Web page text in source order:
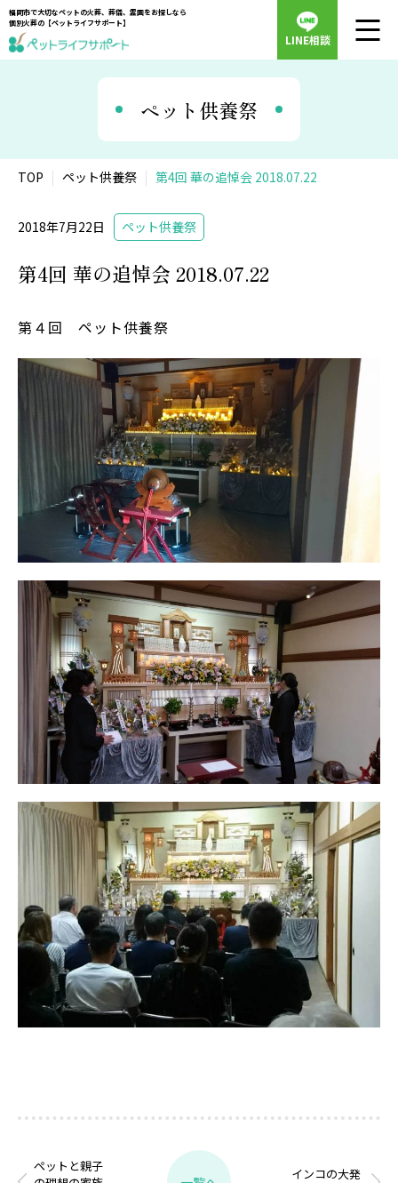
福岡市で大切なペットの火葬、葬儀、霊園をお探しなら
個別火葬の【ペットライフサポート】
LINE相談
ペット供養祭
TOP ペット供養祭 第4回 華の追悼会 2018.07.22
2018年7月22日 ペット供養祭
第4回 華の追悼会 2018.07.22
第４回 ペット供養祭
ペットと親子
インコの大発